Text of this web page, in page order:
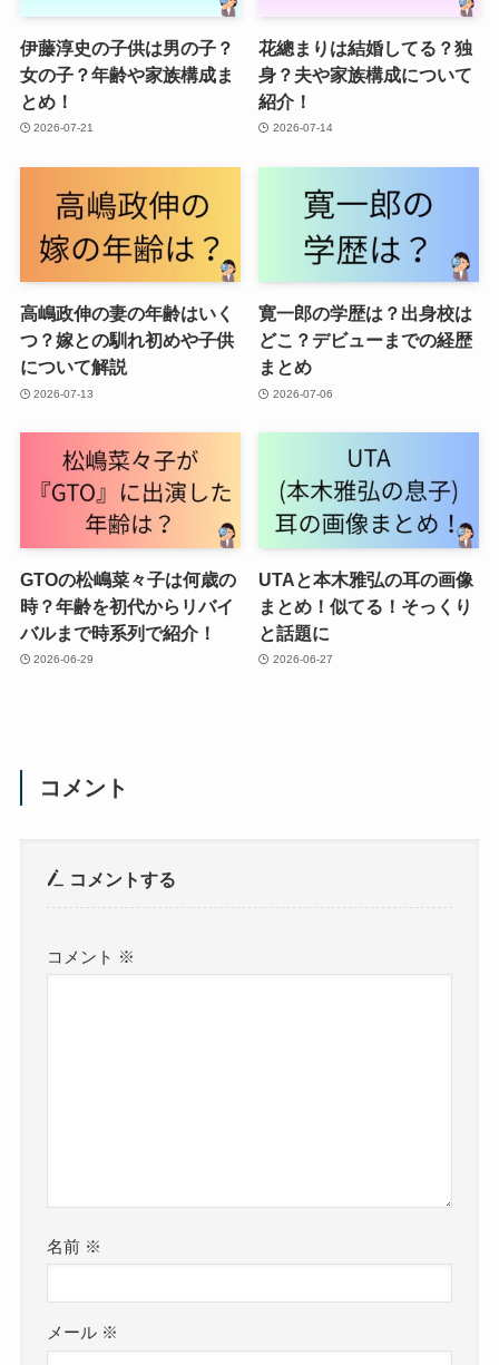
伊藤淳史の子供は男の子？
女の子？年齢や家族構成ま
とめ！
2026-07-21
花總まりは結婚してる？独
身？夫や家族構成について
紹介！
2026-07-14
高嶋政伸の妻の年齢はいく
つ？嫁との馴れ初めや子供
について解説
2026-07-13
寛一郎の学歴は？出身校は
どこ？デビューまでの経歴
まとめ
2026-07-06
GTOの松嶋菜々子は何歳の
時？年齢を初代からリバイ
バルまで時系列で紹介！
2026-06-29
UTAと本木雅弘の耳の画像
まとめ！似てる！そっくり
と話題に
2026-06-27
コメント
コメントする
コメント ※
名前 ※
メール ※